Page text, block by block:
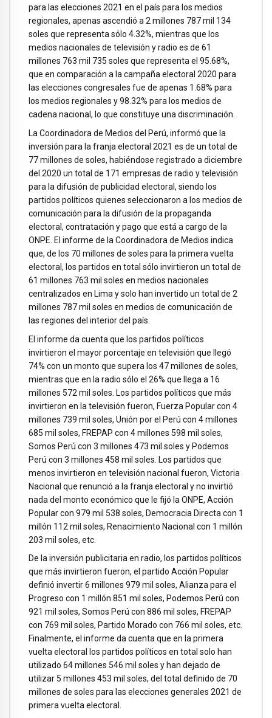
para las elecciones 2021 en el país para los medios
regionales, apenas ascendió a 2 millones 787 mil 134
soles que representa sólo 4.32%, mientras que los
medios nacionales de televisión y radio es de 61
millones 763 mil 735 soles que representa el 95.68%,
que en comparación a la campaña electoral 2020 para
las elecciones congresales fue de apenas 1.68% para
los medios regionales y 98.32% para los medios de
cadena nacional, lo que constituye una discriminación.
La Coordinadora de Medios del Perú, informó que la
inversión para la franja electoral 2021 es de un total de
77 millones de soles, habiéndose registrado a diciembre
del 2020 un total de 171 empresas de radio y televisión
para la difusión de publicidad electoral, siendo los
partidos políticos quienes seleccionaron a los medios de
comunicación para la difusión de la propaganda
electoral, contratación y pago que está a cargo de la
ONPE. El informe de la Coordinadora de Medios indica
que, de los 70 millones de soles para la primera vuelta
electoral, los partidos en total sólo invirtieron un total de
61 millones 763 mil soles en medios nacionales
centralizados en Lima y solo han invertido un total de 2
millones 787 mil soles en medios de comunicación de
las regiones del interior del país.
El informe da cuenta que los partidos políticos
invirtieron el mayor porcentaje en televisión que llegó
74% con un monto que supera los 47 millones de soles,
mientras que en la radio sólo el 26% que llega a 16
millones 572 mil soles. Los partidos políticos que más
invirtieron en la televisión fueron, Fuerza Popular con 4
millones 739 mil soles, Unión por el Perú con 4 millones
685 mil soles, FREPAP con 4 millones 598 mil soles,
Somos Perú con 3 millones 473 mil soles y Podemos
Perú con 3 millones 458 mil soles. Los partidos que
menos invirtieron en televisión nacional fueron, Victoria
Nacional que renunció a la franja electoral y no invirtió
nada del monto económico que le fijó la ONPE, Acción
Popular con 979 mil 538 soles, Democracia Directa con 1
millón 112 mil soles, Renacimiento Nacional con 1 millón
203 mil soles, etc.
De la inversión publicitaria en radio, los partidos políticos
que más invirtieron fueron, el partido Acción Popular
definió invertir 6 millones 979 mil soles, Alianza para el
Progreso con 1 millón 851 mil soles, Podemos Perú con
921 mil soles, Somos Perú con 886 mil soles, FREPAP
con 769 mil soles, Partido Morado con 766 mil soles, etc.
Finalmente, el informe da cuenta que en la primera
vuelta electoral los partidos políticos en total solo han
utilizado 64 millones 546 mil soles y han dejado de
utilizar 5 millones 453 mil soles, del total definido de 70
millones de soles para las elecciones generales 2021 de
primera vuelta electoral.